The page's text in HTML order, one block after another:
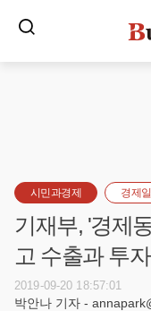
시민과경제 경제
기재부, '경제
고 수출과 투
2019-09-20 18:57:01
박안나 기자 -